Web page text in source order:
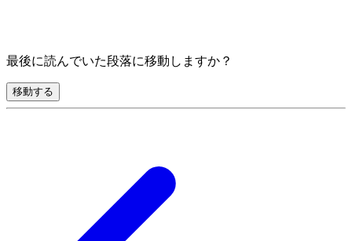
最後に読んでいた段落に移動しますか？
移動する